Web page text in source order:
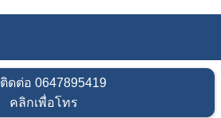
ติดต่อ0647895419
คลิกเพื่อโทร